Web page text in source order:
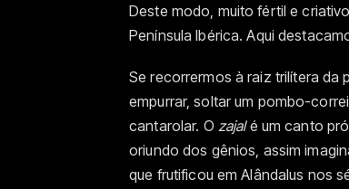
Deste modo, muito fértil e
Península Ibérica. Aqui
Se recorrermos à raiz trilítera da
empurrar, soltar um pombo-
cantarolar. O zajalé um canto
oriundo dos gênios, assim
que frutificou em Alândalus nos